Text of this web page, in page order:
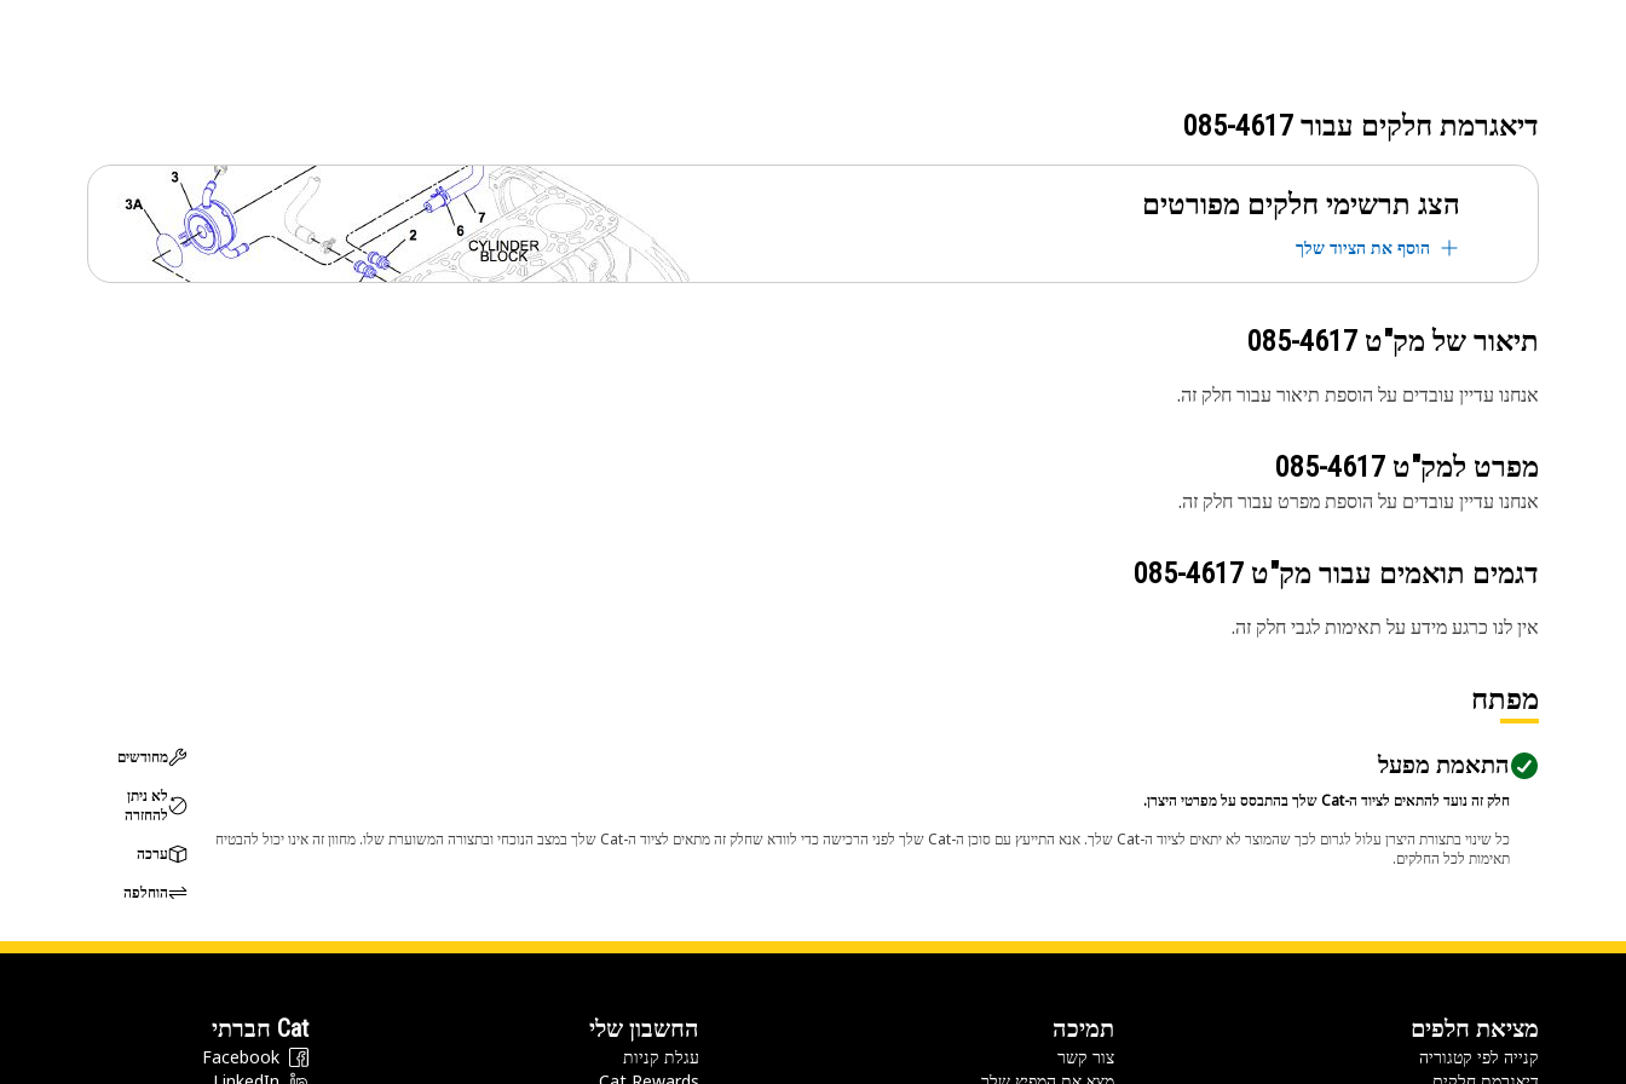
דיאגרמת חלקים עבור 085-4617
הצג תרשימי חלקים מפורטים
הוסף את הציוד שלך
תיאור של מק"ט 085-4617
אנחנו עדיין עובדים על הוספת תיאור עבור חלק זה.
מפרט למק"ט 085-4617
אנחנו עדיין עובדים על הוספת מפרט עבור חלק זה.
דגמים תואמים עבור מק"ט 085-4617
אין לנו כרגע מידע על תאימות לגבי חלק זה.
מפתח
התאמת מפעל
חלק זה נועד להתאים לציוד ה-Cat שלך בהתבסס על מפרטי היצרן.
כל שינוי בתצורת היצרן עלול לגרום לכך שהמוצר לא יתאים לציוד ה-Cat שלך. אנא התייעץ עם סוכן ה-Cat שלך לפני הרכישה כדי לוודא שחלק זה מתאים לציוד ה-Cat שלך במצב הנוכחי ובתצורה המשוערת שלו. מחוון זה אינו יכול להבטיח
תאימות לכל החלקים.
מחודשים
לא ניתן
להחזרה
ערכה
הוחלפה
מציאת חלפים
קנייה לפי קטגוריה
תמיכה
צור קשר
החשבון שלי
עגלת קניות
Cat חברתי
Facebook